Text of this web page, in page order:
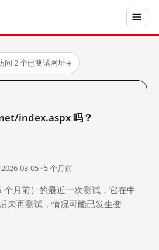
问·2 个已测试网址→
index.aspx 吗？
03-05 · 5 个月前
月前）的最近一次测试，它在中
未再测试，情况可能已发生变